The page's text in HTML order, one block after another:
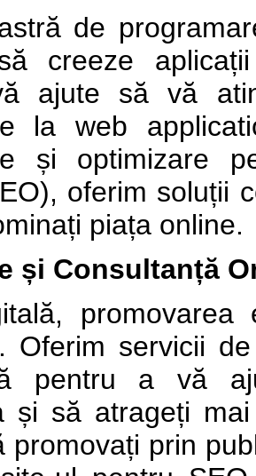
de
creeze
ajute să vă
la web
și optimizare
oferim soluții
piața online.
și Consultanță
promovarea
Oferim servicii
pentru a vă
și să atrageți
promovați prin